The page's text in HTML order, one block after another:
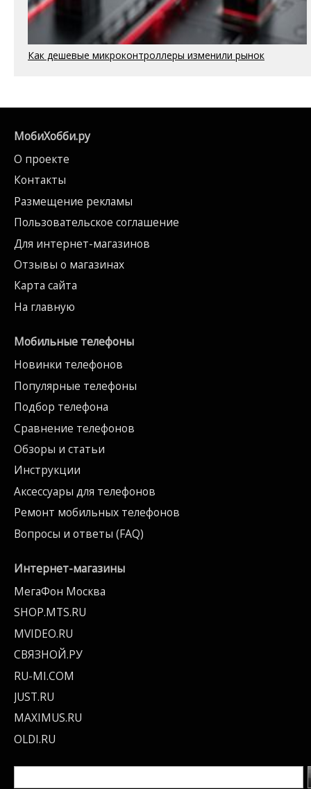
Как дешевые микроконтроллеры изменили рынок
МобиХобби.ру
О проекте
Контакты
Размещение рекламы
Пользовательское соглашение
Для интернет-магазинов
Отзывы о магазинах
Карта сайта
На главную
Мобильные телефоны
Новинки телефонов
Популярные телефоны
Подбор телефона
Сравнение телефонов
Обзоры и статьи
Инструкции
Аксессуары для телефонов
Ремонт мобильных телефонов
Вопросы и ответы (FAQ)
Интернет-магазины
МегаФон Москва
SHOP.MTS.RU
MVIDEO.RU
СВЯЗНОЙ.РУ
RU-MI.COM
JUST.RU
MAXIMUS.RU
OLDI.RU